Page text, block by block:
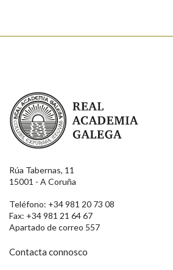
Real Academia Galega
Rúa Tabernas, 11
15001 - A Coruña
Teléfono: +34 981 20 73 08
Fax: +34 981 21 64 67
Apartado de correo 557
Contacta connosco